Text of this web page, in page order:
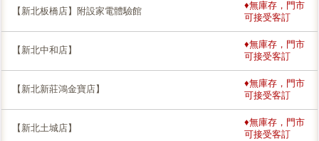
【新北板橋店】附設家電體驗館
♦無庫存，門市
可接受客訂
【新北中和店】
♦無庫存，門市
可接受客訂
【新北新莊鴻金寶店】
♦無庫存，門市
可接受客訂
【新北土城店】
♦無庫存，門市
可接受客訂